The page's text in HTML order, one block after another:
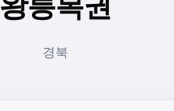
경북